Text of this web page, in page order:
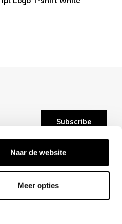
Naar de website
Meer opties
Subscribe